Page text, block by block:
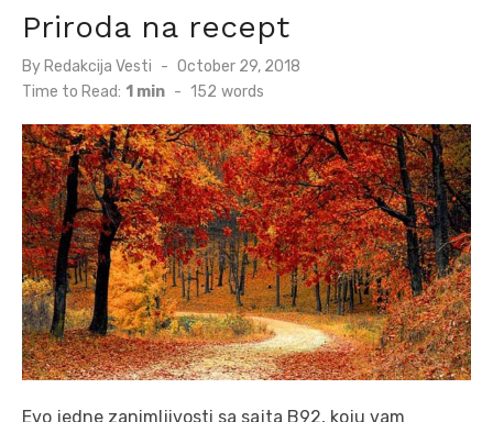
Priroda na recept
By Redakcija Vesti
Posted
on
October 29, 2018
Time to Read: 1 min - 152 words
Evo jedne zanimljivosti sa sajta B92, koju vam